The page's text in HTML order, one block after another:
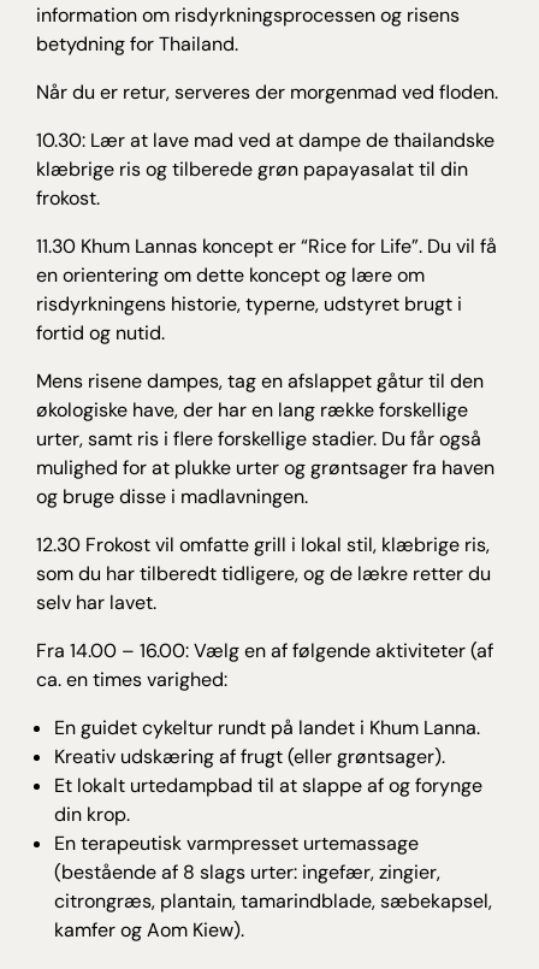
information om risdyrkningsprocessen og risens
betydning for Thailand.
Når du er retur, serveres der morgenmad ved floden.
10.30: Lær at lave mad ved at dampe de thailandske
klæbrige ris og tilberede grøn papayasalat til din
frokost.
11.30 Khum Lannas koncept er “Rice for Life”. Du vil få
en orientering om dette koncept og lære om
risdyrkningens historie, typerne, udstyret brugt i
fortid og nutid.
Mens risene dampes, tag en afslappet gåtur til den
økologiske have, der har en lang række forskellige
urter, samt ris i flere forskellige stadier. Du får også
mulighed for at plukke urter og grøntsager fra haven
og bruge disse i madlavningen.
12.30 Frokost vil omfatte grill i lokal stil, klæbrige ris,
som du har tilberedt tidligere, og de lækre retter du
selv har lavet.
Fra 14.00 – 16.00: Vælg en af følgende aktiviteter (af
ca. en times varighed:
En guidet cykeltur rundt på landet i Khum Lanna.
Kreativ udskæring af frugt (eller grøntsager).
Et lokalt urtedampbad til at slappe af og forynge
din krop.
En terapeutisk varmpresset urtemassage
(bestående af 8 slags urter: ingefær, zingier,
citrongræs, plantain, tamarindblade, sæbekapsel,
kamfer og Aom Kiew).